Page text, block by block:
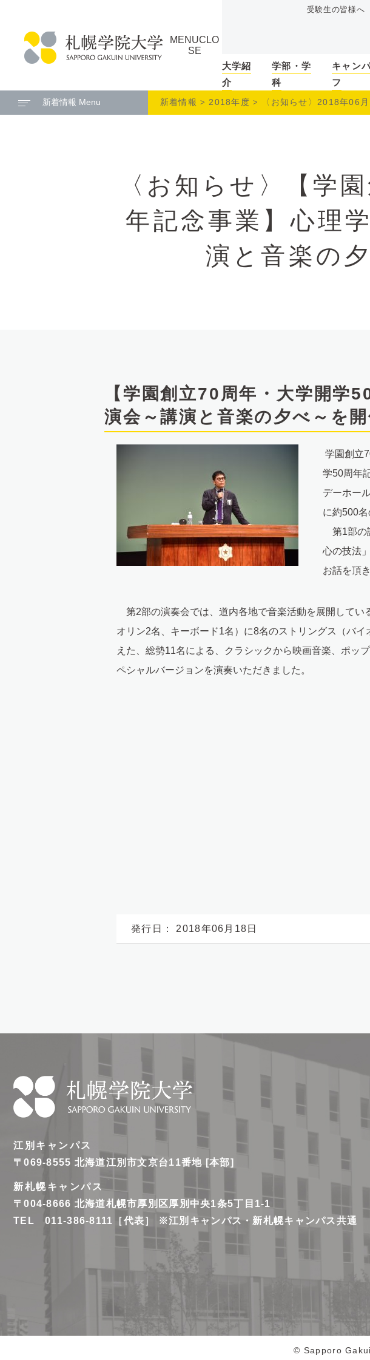
ュ
幌
学
MENUCLO
SE
受験生の皆様へ
大学紹
介
学部・学
科
キャン
フ
新着情報 Menu 新着情報 2018年度 〈お知らせ〉2018年06
〈お知らせ〉【学
年記念事業】心理
演と音楽の
【学園創立70周年・大学開学
演会～講演と音楽の夕べ～を
学園創立
学50周年
デーホー
に約500名
第1部の
心の技法
お話を頂
第2部の演奏会では、道内各地で音楽活動を展開してい
オリン2名、キーボード1名）に8名のストリングス（バ
えた、総勢11名による、クラシックから映画音楽、ポッ
ペシャルバージョンを演奏いただきました。
発行日： 2018年06月18日
幌
学
大
学
江別キャンパス
〒069-8555 北海道江別市文京台11番地 [本部]
新札幌キャンパス
〒004-8666 北海道札幌市厚別区厚別中央1条5丁目1-1
TEL 011-386-8111［代表］ ※江別キャンパス・新札幌キャンパス共通
© Sapporo
ッ